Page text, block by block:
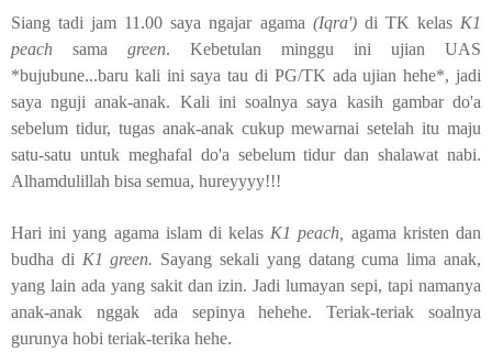
Siang tadi jam 11.00 saya ngajar agama (Iqra')di TK kelas K1
peach sama green. Kebetulan minggu ini ujian UAS
*bujubune...baru kali ini saya tau di PG/TK ada ujian hehe*, jadi
saya nguji anak-anak. Kali ini soalnya saya kasih gambar do'a
sebelum tidur, tugas anak-anak cukup mewarnai setelah itu maju
satu-satu untuk meghafal do'a sebelum tidur dan shalawat nabi.
Alhamdulillah bisa semua, hureyyyy!!!
Hari ini yang agama islam di kelas K1 peach, agama kristen dan
budha di K1 green. Sayang sekali yang datang cuma lima anak,
yang lain ada yang sakit dan izin. Jadi lumayan sepi, tapi namanya
anak-anak nggak ada sepinya hehehe. Teriak-teriak soalnya
gurunya hobi teriak-terika hehe.